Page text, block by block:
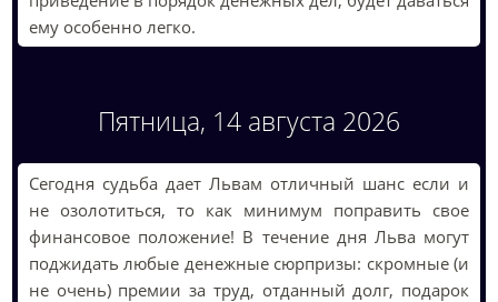
ему особенно легко.
Пятница, 14 августа 2026
Сегодня судьба дает Львам отличный шанс если и
не озолотиться, то как минимум поправить свое
финансовое положение! В течение дня Льва могут
поджидать любые денежные сюрпризы: скромные (и
не очень) премии за труд, отданный долг, подарок